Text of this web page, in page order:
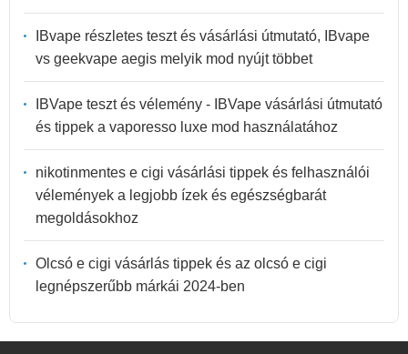
IBvape részletes teszt és vásárlási útmutató, IBvape
vs geekvape aegis melyik mod nyújt többet
IBVape teszt és vélemény - IBVape vásárlási útmutató
és tippek a vaporesso luxe mod használatához
nikotinmentes e cigi vásárlási tippek és felhasználói
vélemények a legjobb ízek és egészségbarát
megoldásokhoz
Olcsó e cigi vásárlás tippek és az olcsó e cigi
legnépszerűbb márkái 2024-ben